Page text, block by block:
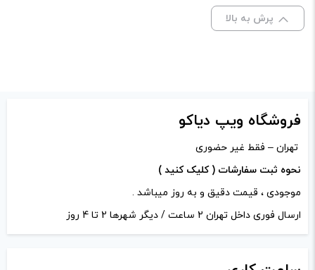
صفحه‌
نوع
کویل :
دیدگاه خود را بنویسید
دیدگاه شما*
پرش به بالا
فروشگاه ویپ دیاکو
تهران – فقط غیر حضوری
نحوه ثبت سفارشات ( کلیک کنید )
موجودی ، قیمت دقیق و به روز میباشد .
ارسال فوری داخل تهران 2 ساعت / دیگر شهرها 2 تا 4 روز